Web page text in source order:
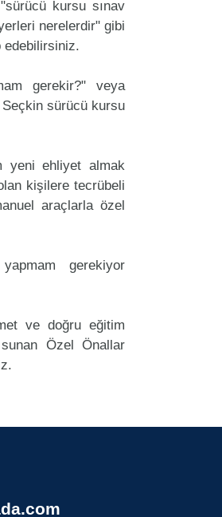
kursu sınav
nerelerdir" gibi
edebilirsiniz.
gerekir?" veya
sürücü kursu
yeni ehliyet almak
kişilere tecrübeli
araçlarla özel
gerekiyor
ve doğru eğitim
Özel Önallar